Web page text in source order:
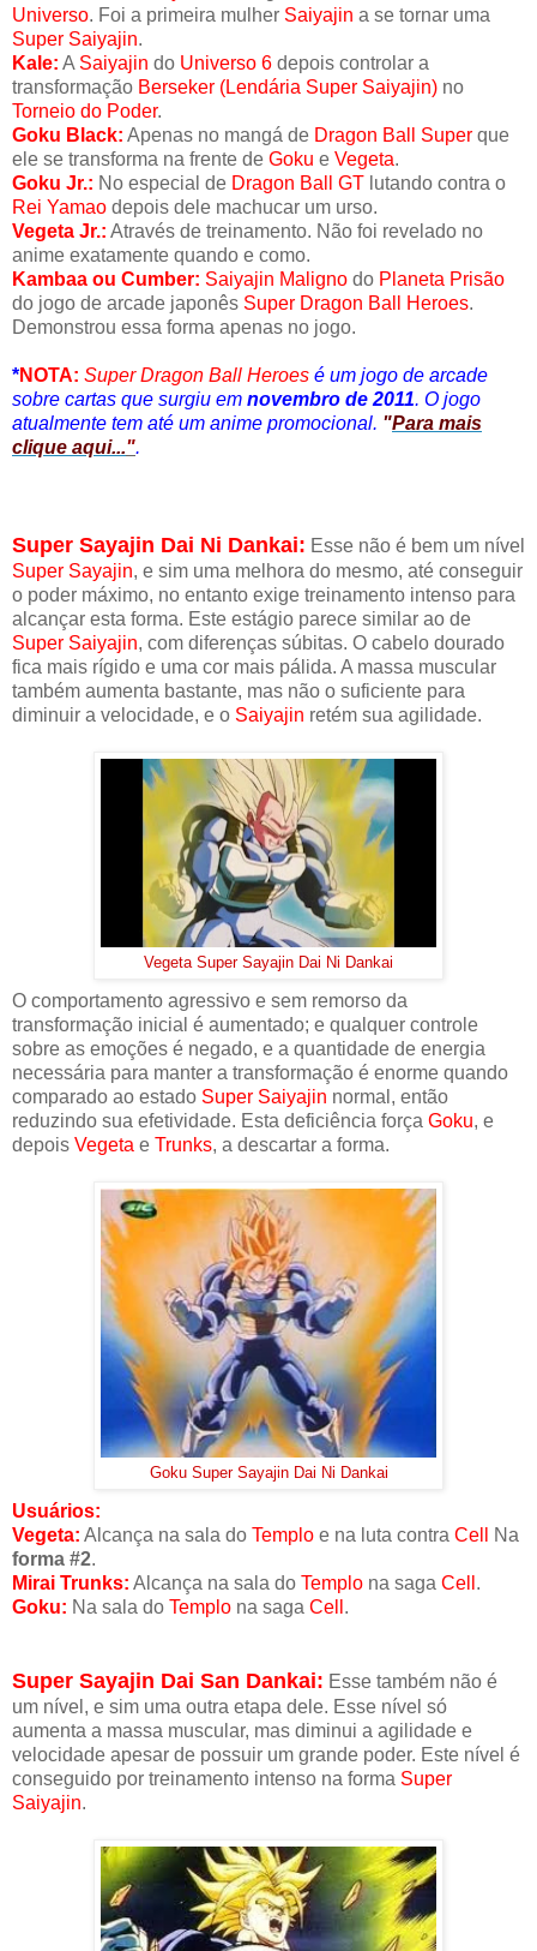
Universo. Foi a primeira mulher Saiyajin a se tornar uma
Super Saiyajin.
Kale: A Saiyajin do Universo 6 depois controlar a
transformação Berseker (Lendária Super Saiyajin) no
Torneio do Poder.
Goku Black: Apenas no mangá de Dragon Ball Super que
ele se transforma na frente de Goku e Vegeta.
Goku Jr.: No especial de Dragon Ball GT lutando contra o
Rei Yamao depois dele machucar um urso.
Vegeta Jr.: Através de treinamento. Não foi revelado no
anime exatamente quando e como.
Kambaa ou Cumber: Saiyajin Maligno do Planeta Prisão
do jogo de arcade japonês Super Dragon Ball Heroes.
Demonstrou essa forma apenas no jogo.
*NOTA: Super Dragon Ball Heroes é um jogo de arcade
sobre cartas que surgiu em novembro de 2011. O jogo
atualmente tem até um anime promocional. "Para mais
clique aqui...".
Super Sayajin Dai Ni Dankai: Esse não é bem um nível
Super Sayajin, e sim uma melhora do mesmo, até conseguir
o poder máximo, no entanto exige treinamento intenso para
alcançar esta forma. Este estágio parece similar ao de
Super Saiyajin, com diferenças súbitas. O cabelo dourado
fica mais rígido e uma cor mais pálida. A massa muscular
também aumenta bastante, mas não o suficiente para
diminuir a velocidade, e o Saiyajin retém sua agilidade.
Vegeta Super Sayajin Dai Ni Dankai
O comportamento agressivo e sem remorso da
transformação inicial é aumentado; e qualquer controle
sobre as emoções é negado, e a quantidade de energia
necessária para manter a transformação é enorme quando
comparado ao estado Super Saiyajin normal, então
reduzindo sua efetividade. Esta deficiência força Goku, e
depois Vegeta e Trunks, a descartar a forma.
Goku Super Sayajin Dai Ni Dankai
Usuários:
Vegeta: Alcança na sala do Templo e na luta contra Cell
Na
forma #2.
Mirai Trunks: Alcança na sala do Templo na saga Cell .
Goku: Na sala do Templo na saga Cell .
Super Sayajin Dai San Dankai: Esse também não é
um nível, e sim uma outra etapa dele. Esse nível só
aumenta a massa muscular, mas diminui a agilidade e
velocidade apesar de possuir um grande poder. Este nível é
conseguido por treinamento intenso na forma Super
Saiyajin.